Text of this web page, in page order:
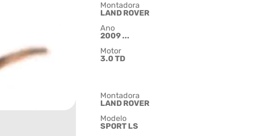
Montadora
LAND ROVER
Ano
2009 ...
Motor
3.0 TD
Montadora
LAND ROVER
Modelo
SPORT LS